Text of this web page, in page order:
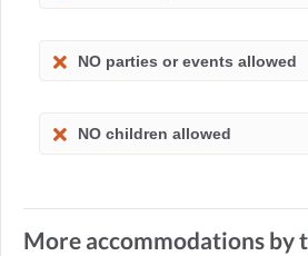
NO parties or events allowed
NO children allowed
More accommodations by